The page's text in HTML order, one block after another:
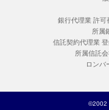
銀行代理業 許可
所属
信託契約代理業
所属信託
ロンバ
©2002